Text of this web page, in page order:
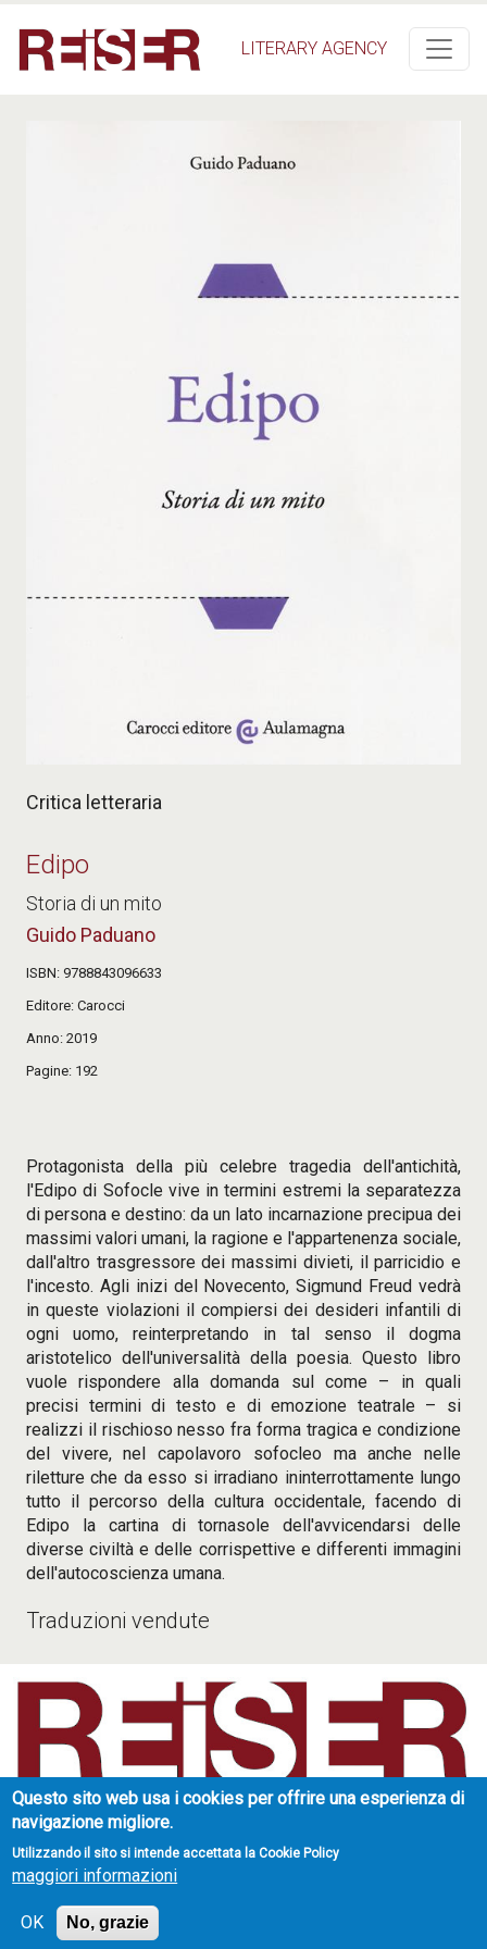
LITERARY AGENCY
Critica letteraria
Edipo
Storia di un mito
Guido Paduano
ISBN 9788843096633
Editore Carocci
Anno 2019
Pagine 192
Protagonista della più celebre tragedia dell'antichità,
l'Edipo di Sofocle vive in termini estremi la separatezza
di persona e destino: da un lato incarnazione precipua dei
massimi valori umani, la ragione e l'appartenenza sociale,
dall'altro trasgressore dei massimi divieti, il parricidio e
l'incesto. Agli inizi del Novecento, Sigmund Freud vedrà
in queste violazioni il compiersi dei desideri infantili di
ogni uomo, reinterpretando in tal senso il dogma
aristotelico dell'universalità della poesia. Questo libro
vuole rispondere alla domanda sul come – in quali
precisi termini di testo e di emozione teatrale – si
realizzi il rischioso nesso fra forma tragica e condizione
del vivere, nel capolavoro sofocleo ma anche nelle
riletture che da esso si irradiano ininterrottamente lungo
tutto il percorso della cultura occidentale, facendo di
Edipo la cartina di tornasole dell'avvicendarsi delle
diverse civiltà e delle corrispettive e differenti immagini
dell'autocoscienza umana.
Traduzioni vendute
Reiser Literary Agency
10132 Torino - Italy
Questo sito web usa i cookies per offrire una esperienza di
navigazione migliore.
Utilizzando il sito si intende accettata la Cookie Policy
maggiori informazioni
OK No, grazie